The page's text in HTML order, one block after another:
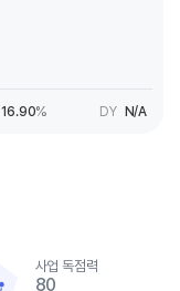
16.90% DY N/A
사업 독점력
80